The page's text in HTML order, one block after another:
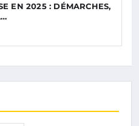
EN 2025 : DÉMARCHES,